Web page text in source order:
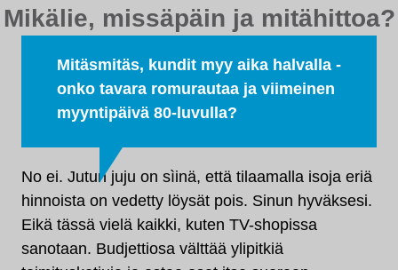
Mikälie, missäpäin ja mitähittoa?
Mitäsmitäs, kundit myy aika halvalla -
onko tavara romurautaa ja viimeinen
myyntipäivä 80-luvulla?
No ei. Jutun juju on sìinä, että tilaamalla isoja eriä
hinnoista on vedetty löysät pois. Sinun hyväksesi.
Eikä tässä vielä kaikki, kuten TV-shopissa
sanotaan. Budjettiosa välttää ylipitkiä